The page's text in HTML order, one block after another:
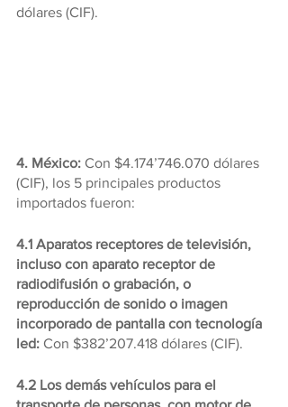
dólares (CIF).
4. México: Con $4.174’746.070 dólares
(CIF), los 5 principales productos
importados fueron:
4.1 Aparatos receptores de televisión,
incluso con aparato receptor de
radiodifusión o grabación, o
reproducción de sonido o imagen
incorporado de pantalla con tecnología
led: Con $382’207.418 dólares (CIF).
4.2 Los demás vehículos para el